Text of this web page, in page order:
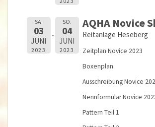
SA.
03
JUNI
2023
SO.
04
JUNI
2023
AQHA Novice
Reitanlage Heseberg
Zeitplan Novice 2023
Boxenplan
Ausschreibung Novice
Nennformular Novice
Pattern Teil 1